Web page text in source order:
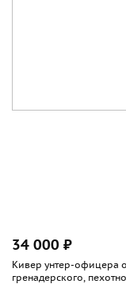
34 000 ₽
Кивер унтер-офицера
гренадерского,